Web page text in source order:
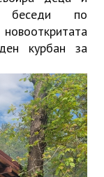
по
курбан за